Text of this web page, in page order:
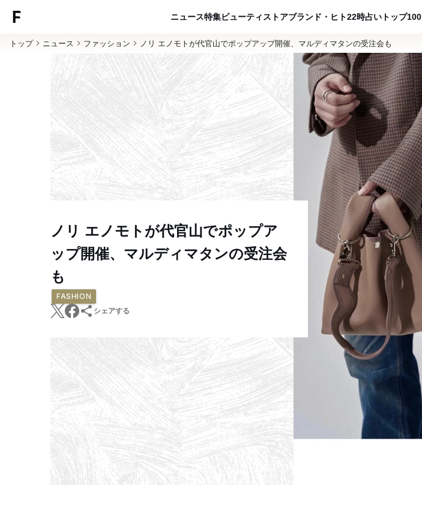
ニュース特集ビューティ ストアブランド・ヒト22時占い トップ100
トップ ニュース ファッション ノリ エノモトが代官山でポップアップ開催、マルディマタンの受注会も
ノリ エノモトが代官山でポップア
ップ開催、マルディマタンの受注会
も
FASHION
シェアする